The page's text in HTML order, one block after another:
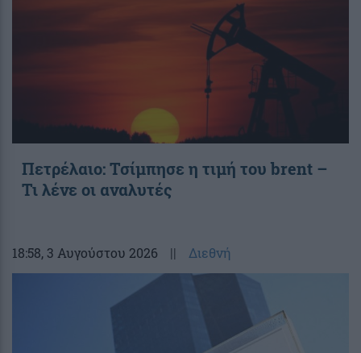
Πετρέλαιο: Τσίμπησε η τιμή του brent –
Τι λένε οι αναλυτές
18:58, 3 Αυγούστου 2026 || Διεθνή